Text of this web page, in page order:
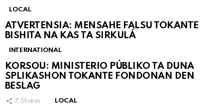
LOCAL
ATVERTENSIA: MENSAHE FALSU TOKANTE
BISHITA NA KAS TA SIRKULÁ
INTERNATIONAL
KORSOU: MINISTERIO PÚBLIKO TA DUNA
SPLIKASHON TOKANTE FONDONAN DEN
BESLAG
7 Shares LOCAL